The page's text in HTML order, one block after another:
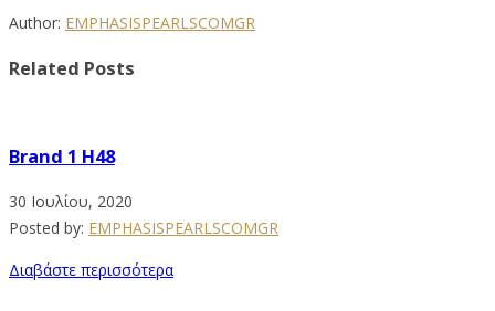
Author: EMPHASISPEARLSCOMGR
Related Posts
Brand 1 H48
30 Ιουλίου, 2020
Posted by: EMPHASISPEARLSCOMGR
Διαβάστε περισσότερα